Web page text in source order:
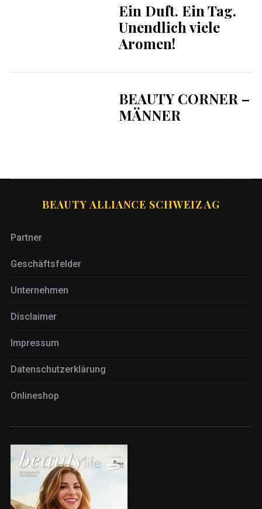
Ein Duft. Ein Tag.
Unendlich viele
Aromen!
BEAUTY CORNER –
MÄNNER
BEAUTY ALLIANCE SCHWEIZ AG
Partner
Geschäftsfelder
Unternehmen
Disclaimer
Impressum
Datenschutzerklärung
Onlineshop